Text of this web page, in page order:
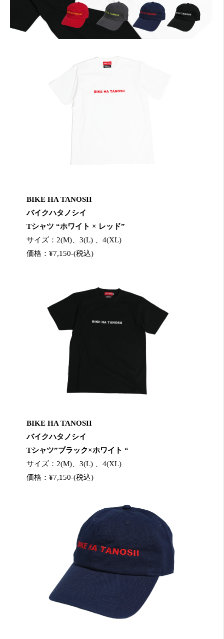
BIKE HA TANOSII
バイクハタノシイ
Tシャツ “ホワイト × レッド”
サイズ：2(M)、3(L) 、4(XL)
価格：¥7,150-(税込)
BIKE HA TANOSII
バイクハタノシイ
Tシャツ”ブラック×ホワイト “
サイズ：2(M)、3(L) 、4(XL)
価格：¥7,150-(税込)